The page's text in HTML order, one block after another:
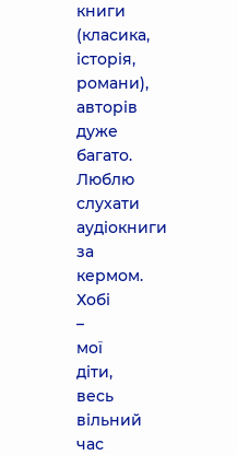
книги
(класика,
історія,
романи),
авторів
дуже
багато.
Люблю
слухати
аудіокниги
за
кермом.
Хобі
–
мої
діти,
весь
вільний
час